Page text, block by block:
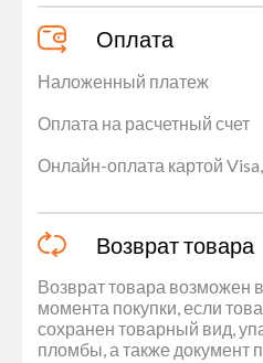
Оплата
Наложенный платеж
Оплата на расчетный счет
Онлайн-оплата картой
Возврат товара
Возврат товара возможен
момента покупки, если
сохранен товарный вид,
пломбы, а также документ